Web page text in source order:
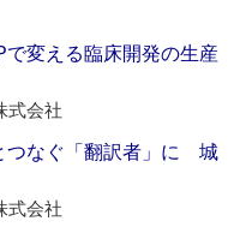
で変える臨床開発の生産
式会社
つなぐ「翻訳者」に 城
式会社